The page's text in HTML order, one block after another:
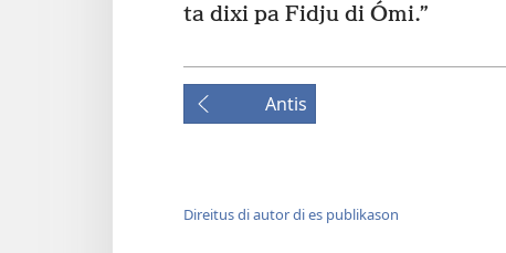
ta dixi pa Fidju di Ómi.”
Antis
Direitus di autor di es publikason